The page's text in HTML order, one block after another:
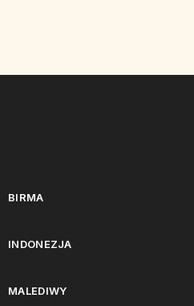
BIRMA
INDONEZJA
MALEDIWY